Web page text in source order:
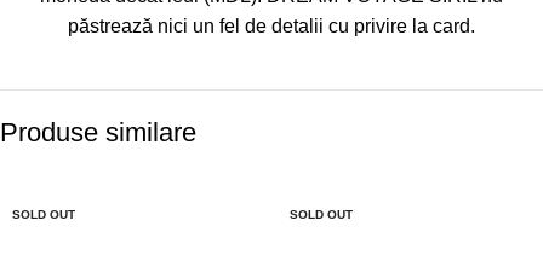
păstrează nici un fel de detalii cu privire la card.
Produse similare
SOLD OUT
SOLD OUT